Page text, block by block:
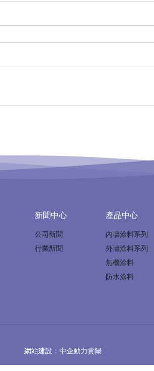
新聞中心
公司新聞
行業新聞
產品中心
內墻涂料系列
外墻涂料系列
無機涂料
防水涂料
網站建設：中企動力貴陽